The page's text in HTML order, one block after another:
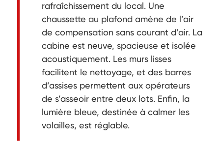
rafraîchissement du local. Une
chaussette au plafond amène de l’air
de compensation sans courant d’air. La
cabine est neuve, spacieuse et isolée
acoustiquement. Les murs lisses
facilitent le nettoyage, et des barres
d’assises permettent aux opérateurs
de s’asseoir entre deux lots. Enfin, la
lumière bleue, destinée à calmer les
volailles, est réglable.